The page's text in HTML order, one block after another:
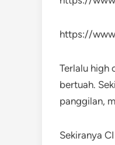
https://
Terlalu high
bertuah.
panggilan,
Sekiranya